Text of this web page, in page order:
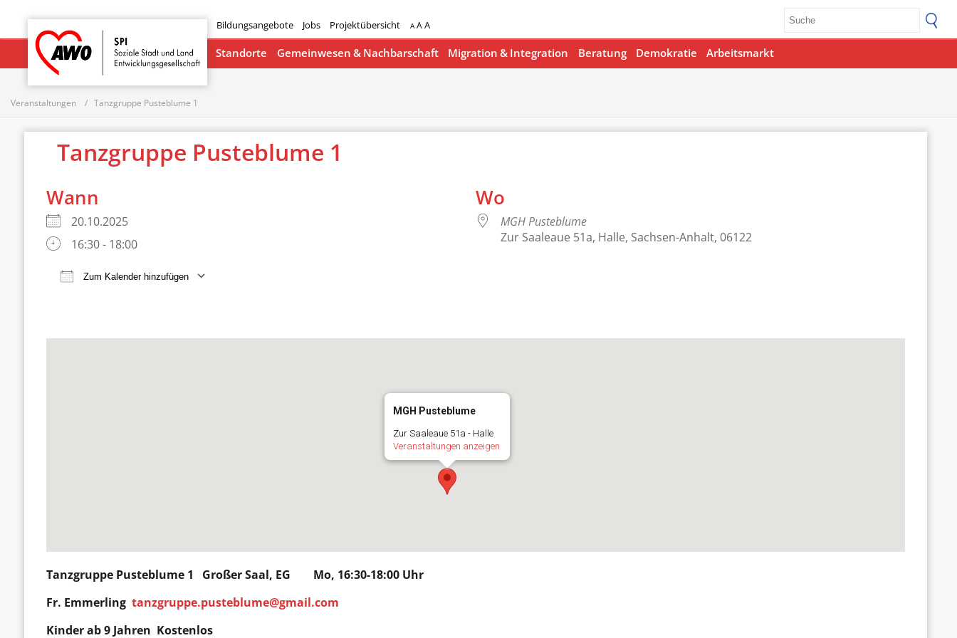
Bildungsangebote Jobs Projektübersicht A AA
Startseite
Standorte Gemeinwesen & Nachbarschaft Migration & Integration Beratung Demokratie Arbeitsmarkt
Veranstaltungen Tanzgruppe Pusteblume 1
Tanzgruppe Pusteblume 1
Wann
20.10.2025
16:30 - 18:00
Zum Kalender hinzufügen
Wo
MGH Pusteblume
Zur Saaleaue 51a, Halle, Sachsen-Anhalt, 06122
MGH Pusteblume
Zur Saaleaue 51a - Halle
Veranstaltungen anzeigen
Tanzgruppe Pusteblume 1 Großer Saal, EG Mo, 16:30-18:00 Uhr
Fr. Emmerlingtanzgruppe.pusteblume@gmail.com
Kinder ab 9 Jahren Kostenlos